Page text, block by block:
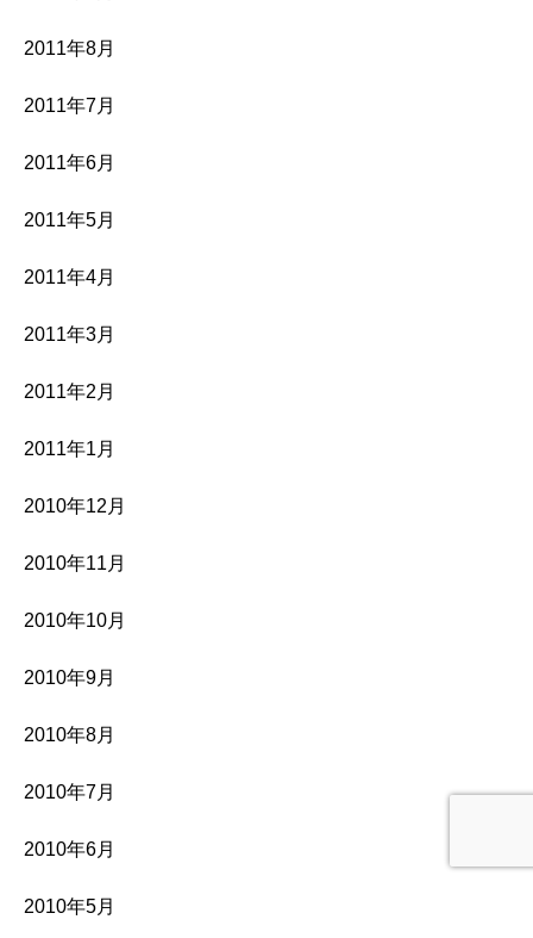
2011年8月
2011年7月
2011年6月
2011年5月
2011年4月
2011年3月
2011年2月
2011年1月
2010年12月
2010年11月
2010年10月
2010年9月
2010年8月
2010年7月
2010年6月
2010年5月